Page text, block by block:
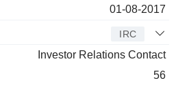
01-08-2017
IRC
Investor Relations Contact
56